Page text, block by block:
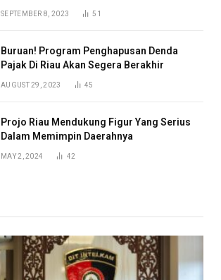
SEPTEMBER 8, 2023 51
Buruan! Program Penghapusan Denda
Pajak Di Riau Akan Segera Berakhir
AUGUST 29, 2023 45
Projo Riau Mendukung Figur Yang Serius
Dalam Memimpin Daerahnya
MAY 2, 2024 42